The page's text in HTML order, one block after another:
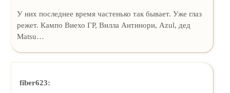
У них последнее время частенько так бывает. Уже глаз
режет. Кампо Виехо ГР, Вилла Антинори, Azul, дед
Matsu…
fiber623: